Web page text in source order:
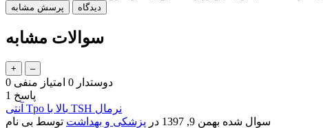
سوالات مشابه
0 دوستدار 0 امتیاز منفی
1 پاسخ
آنتی Tpo بالا با TSH نرمال
سوال شده بهمن 9, 1397 در پزشکی و بهداشت توسط بی نام